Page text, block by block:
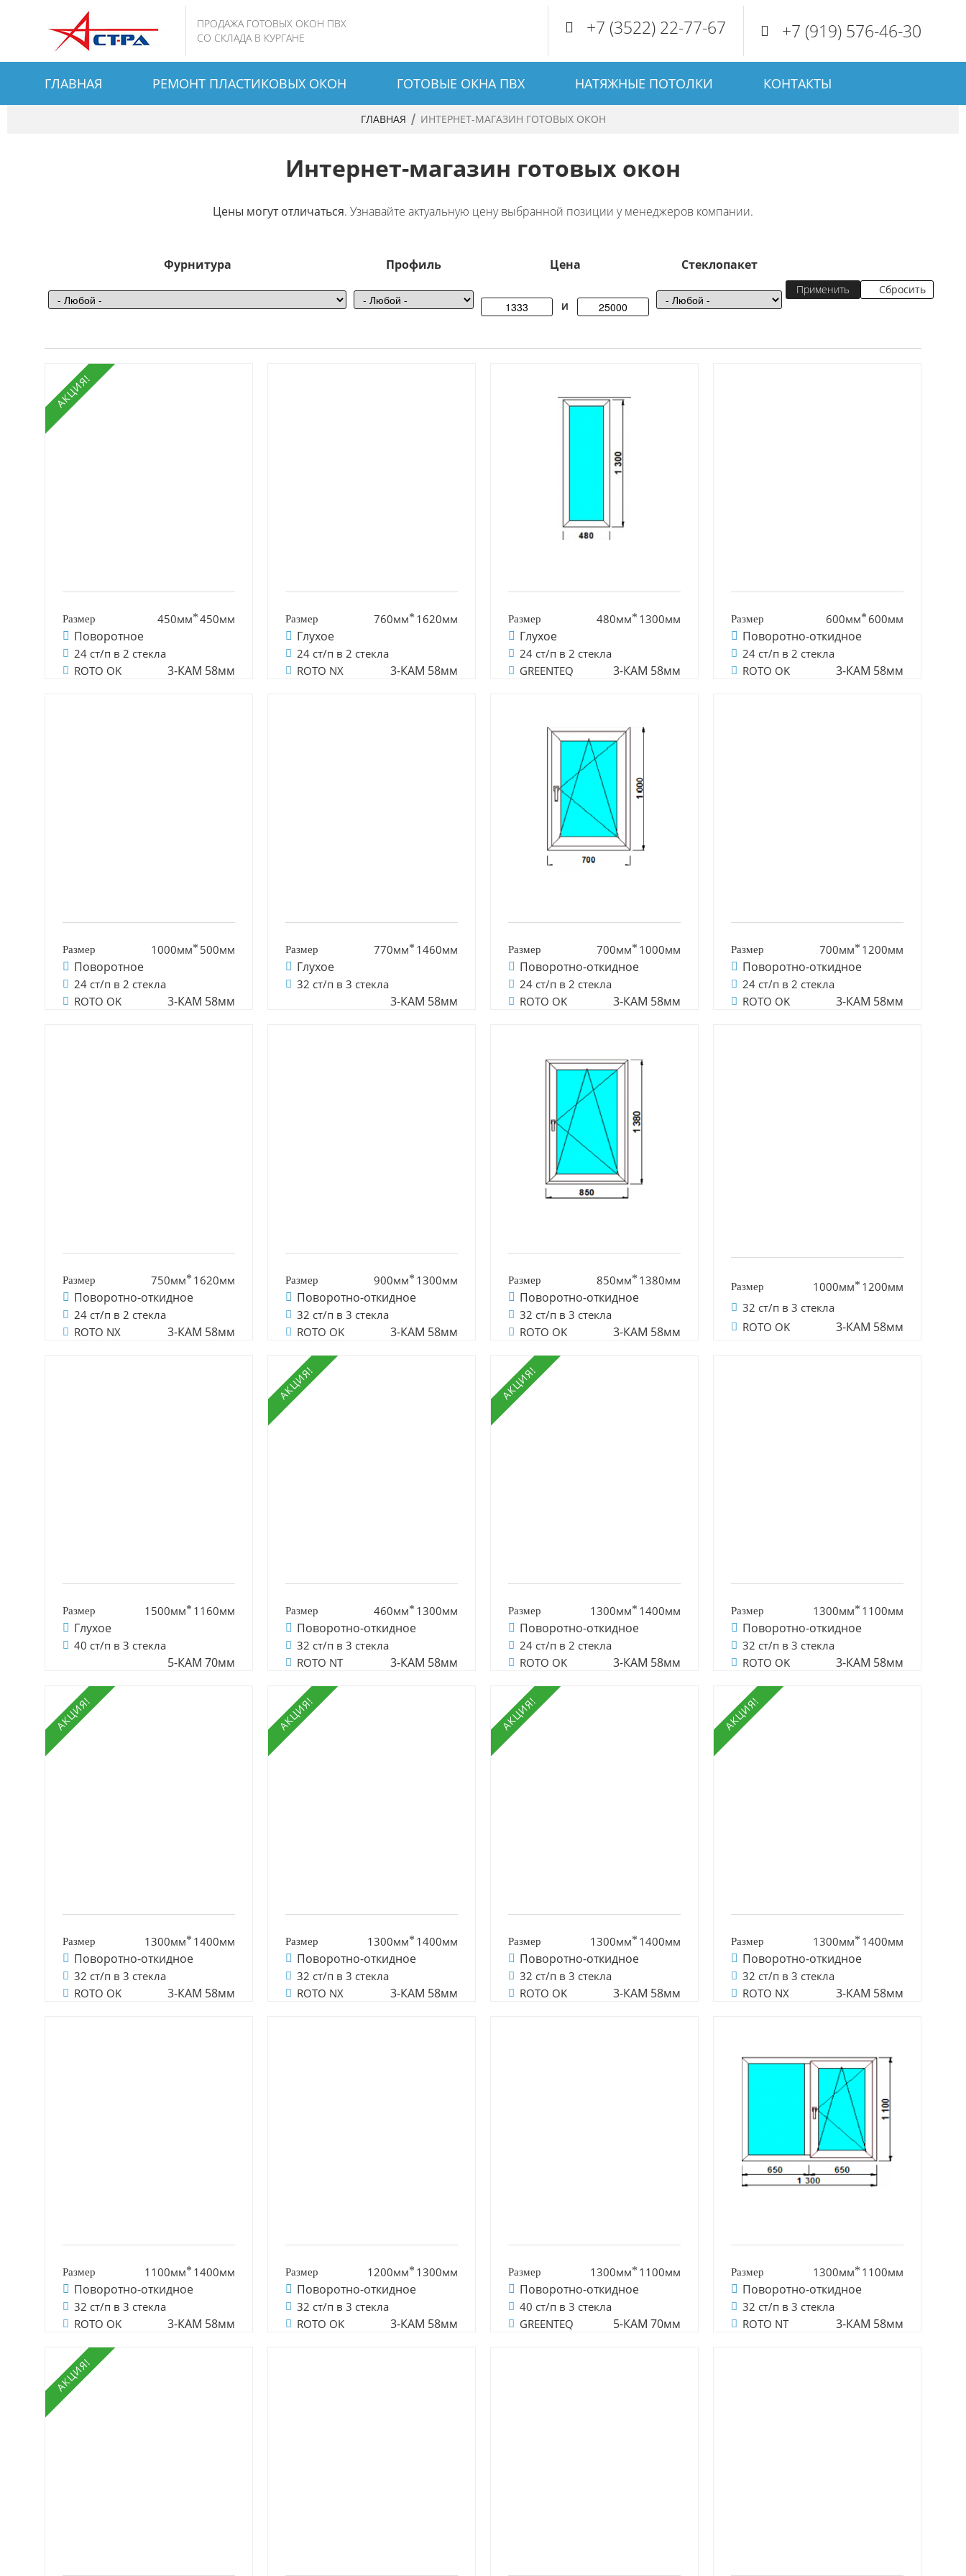
ПРОДАЖА ГОТОВЫХ ОКОН ПВХ
СО СКЛАДА В КУРГАНЕ
+7 (3522) 22-77-67 +7 (919) 576-46-30
здесь
ГЛАВНАЯ ИНТЕРНЕТ-МАГАЗИН ГОТОВЫХ ОКОН
top
Интернет-магазин готовых окон
Цены могут отличаться. Узнавайте актуальную цену выбранной позиции у менеджеров компании.
Фурнитура Профиль Цена
И
Стеклопакет
АКЦИЯ!
450мм 450мм
Поворотное
24 ст/п в 2 стекла
ROTO OK
3-КАМ 58мм
760мм 1620мм
Глухое
24 ст/п в 2 стекла
ROTO NX
3-КАМ 58мм
480мм 1300мм
Глухое
24 ст/п в 2 стекла
GREENTEQ
3-КАМ 58мм
600мм 600мм
Поворотно-откидное
24 ст/п в 2 стекла
ROTO OK
3-КАМ 58мм
1000мм 500мм
Поворотное
24 ст/п в 2 стекла
ROTO OK
3-КАМ 58мм
770мм 1460мм
Глухое
32 ст/п в 3 стекла
3-КАМ 58мм
700мм 1000мм
Поворотно-откидное
24 ст/п в 2 стекла
ROTO OK
3-КАМ 58мм
700мм 1200мм
Поворотно-откидное
24 ст/п в 2 стекла
ROTO OK
3-КАМ 58мм
750мм 1620мм
Поворотно-откидное
24 ст/п в 2 стекла
ROTO NX
3-КАМ 58мм
900мм 1300мм
Поворотно-откидное
32 ст/п в 3 стекла
ROTO OK
3-КАМ 58мм
850мм 1380мм
Поворотно-откидное
32 ст/п в 3 стекла
ROTO OK
3-КАМ 58мм
1000мм 1200мм
32 ст/п в 3 стекла
ROTO OK
3-КАМ 58мм
1500мм 1160мм
Глухое
40 ст/п в 3 стекла
5-КАМ 70мм
АКЦИЯ!
460мм 1300мм
Поворотно-откидное
32 ст/п в 3 стекла
ROTO NT
3-КАМ 58мм
АКЦИЯ!
1300мм 1400мм
Поворотно-откидное
24 ст/п в 2 стекла
ROTO OK
3-КАМ 58мм
1300мм 1100мм
Поворотно-откидное
32 ст/п в 3 стекла
ROTO OK
3-КАМ 58мм
АКЦИЯ!
1300мм 1400мм
Поворотно-откидное
32 ст/п в 3 стекла
ROTO OK
3-КАМ 58мм
АКЦИЯ!
1300мм 1400мм
Поворотно-откидное
32 ст/п в 3 стекла
ROTO NX
3-КАМ 58мм
АКЦИЯ!
1300мм 1400мм
Поворотно-откидное
32 ст/п в 3 стекла
ROTO OK
3-КАМ 58мм
АКЦИЯ!
1300мм 1400мм
Поворотно-откидное
32 ст/п в 3 стекла
ROTO NX
3-КАМ 58мм
1100мм 1400мм
Поворотно-откидное
32 ст/п в 3 стекла
ROTO OK
3-КАМ 58мм
1200мм 1300мм
Поворотно-откидное
32 ст/п в 3 стекла
ROTO OK
3-КАМ 58мм
1300мм 1100мм
Поворотно-откидное
40 ст/п в 3 стекла
GREENTEQ
5-КАМ 70мм
1300мм 1100мм
Поворотно-откидное
32 ст/п в 3 стекла
ROTO NT
3-КАМ 58мм
АКЦИЯ!
top
ГЛАВНАЯ РЕМОНТ ПЛАСТИКОВЫХ ОКОН ГОТОВЫЕ ОКНА ПВХ НАТЯЖНЫЕ ПОТОЛКИ КОНТАКТЫ